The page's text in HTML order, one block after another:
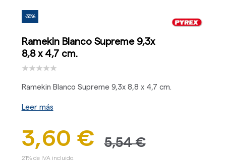
-35%
Ramekin Blanco Supreme 9,3x
8,8 x 4,7 cm.
Ramekin Blanco Supreme 9,3x 8,8 x 4,7 cm.
Leer más
3,60 € 5,54 €
21% de IVA incluido.